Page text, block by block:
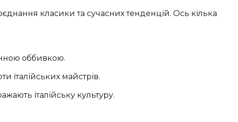
класики та сучасних тенденцій. Ось кілька
оббивкою.
італійських майстрів.
італійську культуру.